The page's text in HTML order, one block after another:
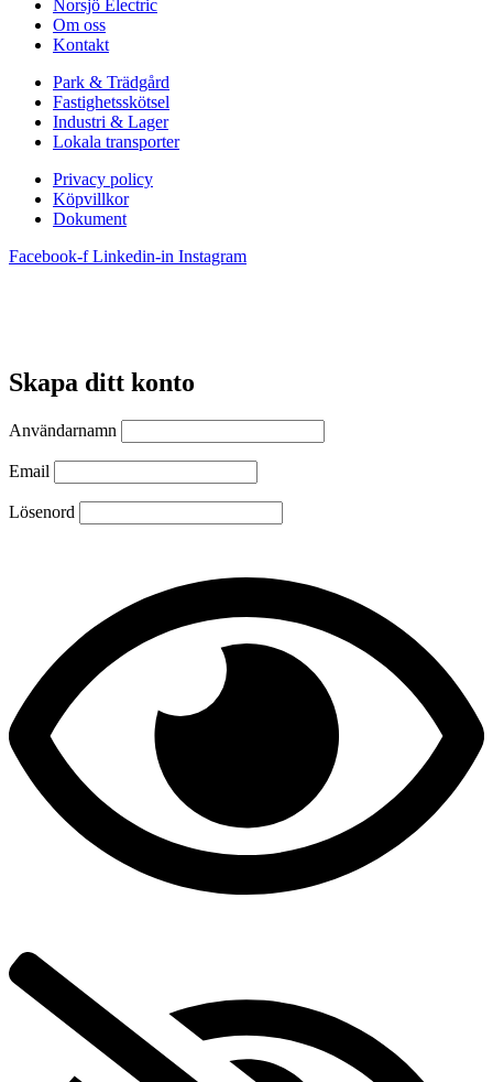
Norsjö Electric
Om oss
Kontakt
Park & Trädgård
Fastighetsskötsel
Industri & Lager
Lokala transporter
Privacy policy
Köpvillkor
Dokument
Facebook-f Linkedin-in Instagram
Skapa ditt konto
Användarnamn
Email
Lösenord